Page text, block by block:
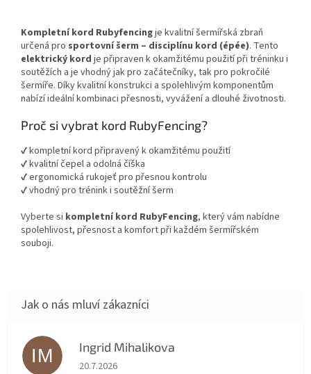
Kompletní kord Rubyfencingje kvalitní šermířská zbraň
určená pro sportovní šerm – disciplínu kord (épée). Tento
elektrický kord je připraven k okamžitému použití při tréninku i
soutěžích a je vhodný jak pro začátečníky, tak pro pokročilé
šermíře. Díky kvalitní konstrukci a spolehlivým komponentům
nabízí ideální kombinaci přesnosti, vyvážení a dlouhé životnosti.
Proč si vybrat kord RubyFencing?
✔ kompletní kord připravený k okamžitému použití
✔ kvalitní čepel a odolná číška
✔ ergonomická rukojeť pro přesnou kontrolu
✔ vhodný pro trénink i soutěžní šerm
Vyberte si kompletní kord RubyFencing, který vám nabídne
spolehlivost, přesnost a komfort při každém šermířském
souboji.
IM Ingrid Mihalikova
Hodnocení obchodu je 5 z 5 hvězdiček.
20.7.2026